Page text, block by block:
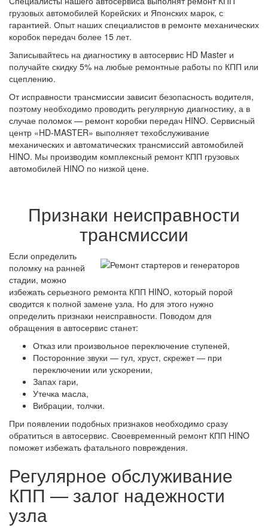
грузовых автомобилей Корейских и Японских марок, с
гарантией. Опыт наших специалистов в ремонте механических
коробок передач более 15 лет.
Записывайтесь на диагностику в автосервис HD Master и
получайте скидку 5% на любые ремонтные работы по КПП или
сцеплению.
От исправности трансмиссии зависит безопасность водителя,
поэтому необходимо проводить регулярную диагностику, а в
случае поломок — ремонт коробки передач HINO. Сервисный
центр «HD-MASTER» выполняет техобслуживание
механических и автоматических трансмиссий автомобилей
HINO. Мы производим комплексный ремонт КПП грузовых
автомобилей HINO по низкой цене.
Признаки неисправности
трансмиссии
Если определить
поломку на ранней
стадии, можно
избежать серьезного ремонта КПП HINO, который порой
сводится к полной замене узла. Но для этого нужно
определить признаки неисправности. Поводом для
обращения в автосервис станет:
Отказ или произвольное переключение ступеней,
Посторонние звуки — гул, хруст, скрежет — при
переключении или ускорении,
Запах гари,
Утечка масла,
Вибрации, толчки.
При появлении подобных признаков необходимо сразу
обратиться в автосервис. Своевременный ремонт КПП HINO
поможет избежать фатального повреждения.
Регулярное обслуживание
КПП — залог надежности
узла